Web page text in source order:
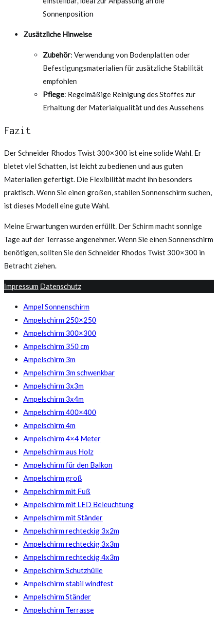
Sonnenposition
Zusätzliche Hinweise
Zubehör: Verwendung von Bodenplatten oder
Befestigungsmaterialien für zusätzliche Stabilität
empfohlen
Pflege: Regelmäßige Reinigung des Stoffes zur
Erhaltung der Materialqualität und des Aussehens
Fazit
Der Schneider Rhodos Twist 300×300 ist eine solide Wahl. Er
bietet viel Schatten, ist leicht zu bedienen und aus guten
Materialien gefertigt. Die Flexibilität macht ihn besonders
praktisch. Wenn Sie einen großen, stabilen Sonnenschirm suchen,
ist dieses Modell eine gute Wahl.
Meine Erwartungen wurden erfüllt. Der Schirm macht sonnige
Tage auf der Terrasse angenehmer. Wenn Sie einen Sonnenschirm
benötigen, sollten Sie den Schneider Rhodos Twist 300×300 in
Betracht ziehen.
Impressum Datenschutz
Ampel Sonnenschirm
Ampelschirm 250×250
Ampelschirm 300×300
Ampelschirm 350 cm
Ampelschirm 3m
Ampelschirm 3m schwenkbar
Ampelschirm 3x3m
Ampelschirm 3x4m
Ampelschirm 400×400
Ampelschirm 4m
Ampelschirm 4×4 Meter
Ampelschirm aus Holz
Ampelschirm für den Balkon
Ampelschirm groß
Ampelschirm mit Fuß
Ampelschirm mit LED Beleuchtung
Ampelschirm mit Ständer
Ampelschirm rechteckig 3x2m
Ampelschirm rechteckig 3x3m
Ampelschirm rechteckig 4x3m
Ampelschirm Schutzhülle
Ampelschirm stabil windfest
Ampelschirm Ständer
Ampelschirm Terrasse